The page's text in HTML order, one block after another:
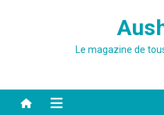
Le magazine de